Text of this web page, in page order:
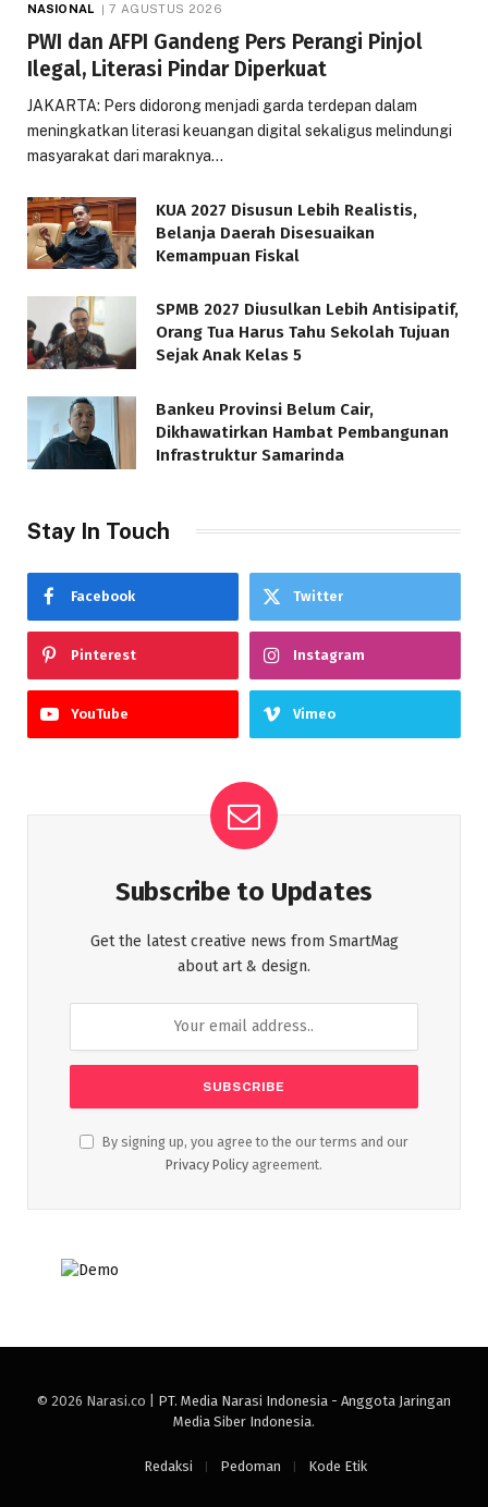
NASIONAL 7 AGUSTUS 2026
PWI dan AFPI Gandeng Pers Perangi Pinjol
Ilegal, Literasi Pindar Diperkuat
JAKARTA: Pers didorong menjadi garda terdepan dalam
meningkatkan literasi keuangan digital sekaligus melindungi
masyarakat dari maraknya…
KUA 2027 Disusun Lebih Realistis,
Belanja Daerah Disesuaikan
Kemampuan Fiskal
SPMB 2027 Diusulkan Lebih Antisipatif,
Orang Tua Harus Tahu Sekolah Tujuan
Sejak Anak Kelas 5
Bankeu Provinsi Belum Cair,
Dikhawatirkan Hambat Pembangunan
Infrastruktur Samarinda
Stay In Touch
Facebook Twitter
Pinterest Instagram
YouTube Vimeo
Subscribe to Updates
Get the latest creative news from SmartMag
about art & design.
By signing up, you agree to the our terms and our
Privacy Policy agreement.
© 2026 Narasi.co | PT. Media Narasi Indonesia - Anggota Jaringan
Media Siber Indonesia.
Redaksi Pedoman Kode Etik